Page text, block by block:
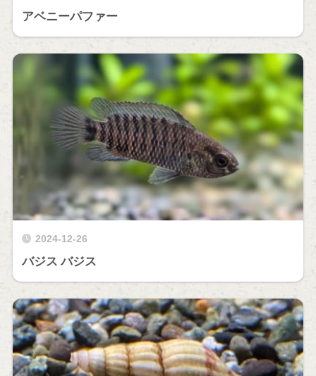
アベニーパファー
2024-12-26
バジス バジス